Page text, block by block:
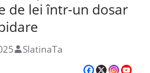
de lei într-un dosar
SlatinaTa